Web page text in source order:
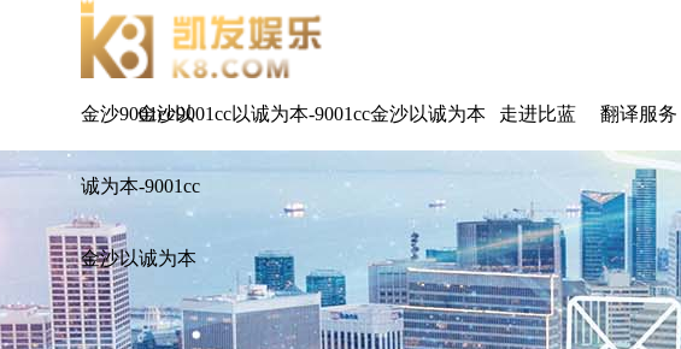
金沙9001cc以
诚为本-9001cc
金沙以诚为本
金沙9001cc以诚为本-9001cc金沙以诚为本 走进比蓝 翻译服务